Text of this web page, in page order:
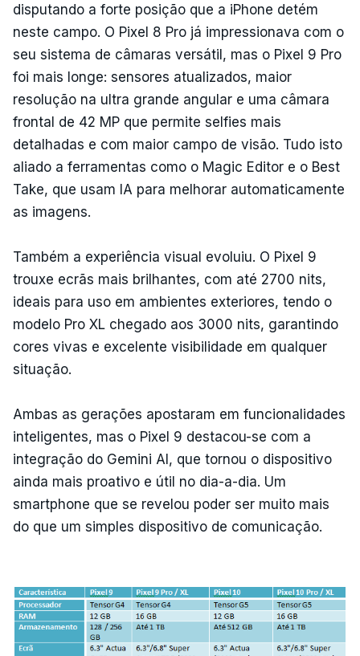
disputando a forte posição que a iPhone detém
neste campo. O Pixel 8 Pro já impressionava com o
seu sistema de câmaras versátil, mas o Pixel 9 Pro
foi mais longe: sensores atualizados, maior
resolução na ultra grande angular e uma câmara
frontal de 42 MP que permite selfies mais
detalhadas e com maior campo de visão. Tudo isto
aliado a ferramentas como o Magic Editor e o Best
Take, que usam IA para melhorar automaticamente
as imagens.
Também a experiência visual evoluiu. O Pixel 9
trouxe ecrãs mais brilhantes, com até 2700 nits,
ideais para uso em ambientes exteriores, tendo o
modelo Pro XL chegado aos 3000 nits, garantindo
cores vivas e excelente visibilidade em qualquer
situação.
Ambas as gerações apostaram em funcionalidades
inteligentes, mas o Pixel 9 destacou-se com a
integração do Gemini AI, que tornou o dispositivo
ainda mais proativo e útil no dia-a-dia. Um
smartphone que se revelou poder ser muito mais
do que um simples dispositivo de comunicação.